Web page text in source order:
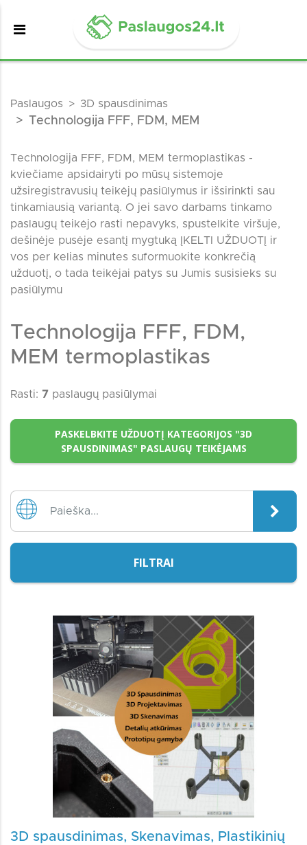
Paslaugos 3D spausdinimas
Technologija FFF, FDM, MEM
Technologija FFF, FDM, MEM termoplastikas -
kviečiame apsidairyti po mūsų sistemoje
užsiregistravusių teikėjų pasiūlymus ir išsirinkti sau
tinkamiausią variantą. O jei savo darbams tinkamo
paslaugų teikėjo rasti nepavyks, spustelkite viršuje,
dešinėje pusėje esantį mygtuką ĮKELTI UŽDUOTĮ ir
vos per kelias minutes suformuokite konkrečią
užduotį, o tada teikėjai patys su Jumis susisieks su
pasiūlymu
Technologija FFF, FDM,
MEM termoplastikas
Rasti: 7 paslaugų pasiūlymai
PASKELBKITE UŽDUOTĮ KATEGORIJOS "3D
SPAUSDINIMAS" PASLAUGŲ TEIKĖJAMS
FILTRAI
3D spausdinimas, Skenavimas, Plastikinių